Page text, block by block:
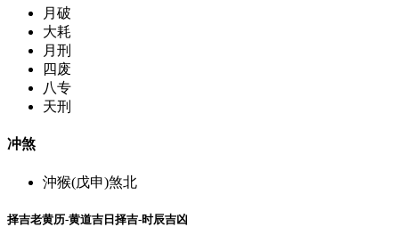
月破
大耗
月刑
四废
八专
天刑
冲煞
沖猴(戊申)煞北
择吉老黄历-黄道吉日择吉-时辰吉凶